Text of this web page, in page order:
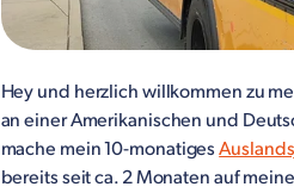
Hey und herzlich willkommen zu
an einer Amerikanischen und
mache mein 10-monatiges
bereits seit ca. 2 Monaten auf